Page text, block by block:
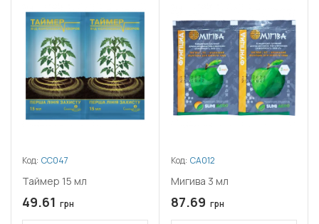
Код: СС047
Таймер 15 мл
49.61 грн
Код: СА012
Мигива 3 мл
87.69 грн